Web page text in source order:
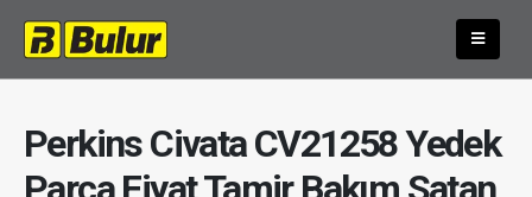
Perkins Civata CV21258 Yedek